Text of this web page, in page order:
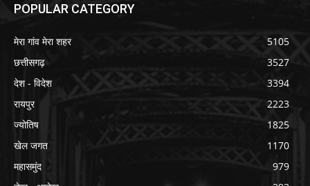
POPULAR CATEGORY
मेरा गांव मेरा शहर
5105
छत्तीसगढ़
3527
देश - विदेश
3394
रायपुर
2223
ज्योतिष
1825
खेल जगत
1170
महासमुंद
979